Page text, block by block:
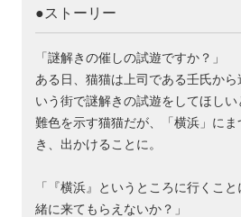
●ストーリー
「謎解きの催しの試遊ですか？」
ある日、猫猫は上司である壬氏か
いう街で謎解きの試遊をしてほしい
難色を示す猫猫だが、「横浜」に
き、出かけることに。
「『横浜』というところに行くこ
緒に来てもらえないか？」